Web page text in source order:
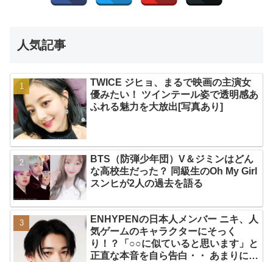
人気記事
TWICE ジヒョ、まるで映画の主演女
優みたい！ ツインテール姿で透明感あ
ふれる魅力を大放出[写真あり]
BTS（防弾少年団）V＆ジミンはどん
な高校生だった？ 同級生のOh My Girl
スンヒが2人の過去を語る
ENHYPENの日本人メンバー ニキ、人
気ゲームのキャラクターにそっく
り！？「○○に似ていると思います」と
正直な本音を自ら告白・・ あまりにも